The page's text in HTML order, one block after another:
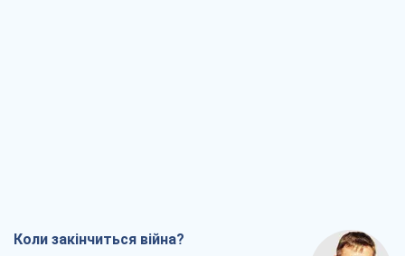
Коли закінчиться війна?